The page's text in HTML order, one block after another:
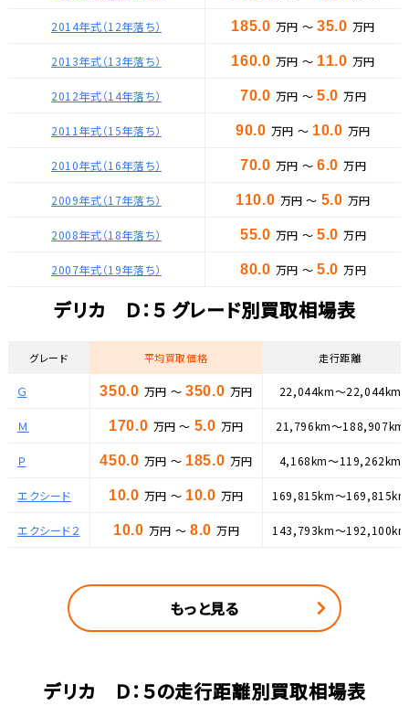
2014年式（12年落ち） 185.0 万円 ～ 35.0 万円
2013年式（13年落ち） 160.0 万円 ～ 11.0 万円
2012年式（14年落ち） 70.0 万円 ～ 5.0 万円
2011年式（15年落ち） 90.0 万円 ～ 10.0 万円
2010年式（16年落ち） 70.0 万円 ～ 6.0 万円
2009年式（17年落ち） 110.0 万円 ～ 5.0 万円
2008年式（18年落ち） 55.0 万円 ～ 5.0 万円
2007年式（19年落ち） 80.0 万円 ～ 5.0 万円
デリカ Ｄ：５ グレード別買取相場表
グレード 平均買取価格 走行距離
Ｇ 350.0 万円 ～ 350.0 万円 22,044km～22,044km
Ｍ 170.0 万円 ～ 5.0 万円 21,796km～188,907km
Ｐ 450.0 万円 ～ 185.0 万円 4,168km～119,262km
エクシード 10.0 万円 ～ 10.0 万円 169,815km～169,815km
エクシード２ 10.0 万円 ～ 8.0 万円 143,793km～192,100km
もっと見る
デリカ Ｄ：５の走行距離別買取相場表